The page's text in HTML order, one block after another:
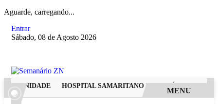
Aguarde, carregando...
Entrar
Sábado, 08 de Agosto 2026
HOSPITAL SAMARITANO HIGIENÓPOLIS
MENU